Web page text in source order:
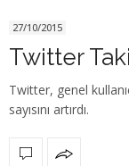
27/10/2015
Twitter
Twitter, genel
sayısını artırdı.